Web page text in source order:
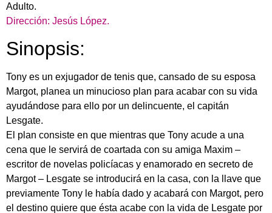
Adulto.
Dirección: Jesús López.
Sinopsis:
Tony es un exjugador de tenis que, cansado de su esposa
Margot, planea un minucioso plan para acabar con su vida
ayudándose para ello por un delincuente, el capitán
Lesgate.
El plan consiste en que mientras que Tony acude a una
cena que le servirá de coartada con su amiga Maxim –
escritor de novelas policíacas y enamorado en secreto de
Margot – Lesgate se introducirá en la casa, con la llave que
previamente Tony le había dado y acabará con Margot, pero
el destino quiere que ésta acabe con la vida de Lesgate por